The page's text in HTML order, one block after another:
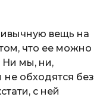
вещь на
что ее можно
Ни мы, ни,
обходятся без
с ней